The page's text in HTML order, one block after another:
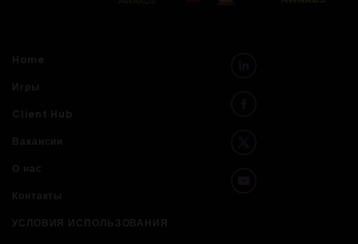
Home
Игры
Client Hub
Вакансии
О нас
Контакты
УСЛОВИЯ ИСПОЛЬЗОВАНИЯ